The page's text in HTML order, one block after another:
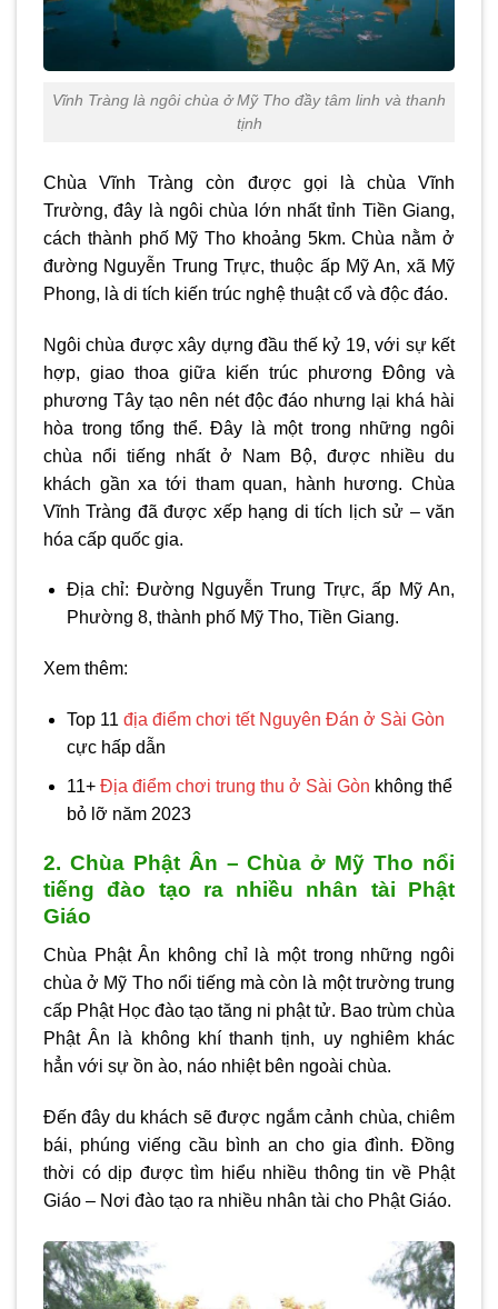
Vĩnh Tràng là ngôi chùa ở Mỹ Tho đầy tâm linh và thanh
tịnh
Chùa Vĩnh Tràng còn được gọi là chùa Vĩnh
Trường, đây là ngôi chùa lớn nhất tỉnh Tiền Giang,
cách thành phố Mỹ Tho khoảng 5km. Chùa nằm ở
đường Nguyễn Trung Trực, thuộc ấp Mỹ An, xã Mỹ
Phong, là di tích kiến trúc nghệ thuật cổ và độc đáo.
Ngôi chùa được xây dựng đầu thế kỷ 19, với sự kết
hợp, giao thoa giữa kiến trúc phương Đông và
phương Tây tạo nên nét độc đáo nhưng lại khá hài
hòa trong tổng thể. Đây là một trong những ngôi
chùa nổi tiếng nhất ở Nam Bộ, được nhiều du
khách gần xa tới tham quan, hành hương. Chùa
Vĩnh Tràng đã được xếp hạng di tích lịch sử – văn
hóa cấp quốc gia.
Địa chỉ: Đường Nguyễn Trung Trực, ấp Mỹ An,
Phường 8, thành phố Mỹ Tho, Tiền Giang.
Xem thêm:
Top 11 địa điểm chơi tết Nguyên Đán ở Sài Gòn
cực hấp dẫn
11+ Địa điểm chơi trung thu ở Sài Gòn không thể
bỏ lỡ năm 2023
2. Chùa Phật Ân – Chùa ở Mỹ Tho nổi
tiếng đào tạo ra nhiều nhân tài Phật
Giáo
Chùa Phật Ân không chỉ là một trong những ngôi
chùa ở Mỹ Tho nổi tiếng mà còn là một trường trung
cấp Phật Học đào tạo tăng ni phật tử. Bao trùm chùa
Phật Ân là không khí thanh tịnh, uy nghiêm khác
hẳn với sự ồn ào, náo nhiệt bên ngoài chùa.
Đến đây du khách sẽ được ngắm cảnh chùa, chiêm
bái, phúng viếng cầu bình an cho gia đình. Đồng
thời có dịp được tìm hiểu nhiều thông tin về Phật
Giáo – Nơi đào tạo ra nhiều nhân tài cho Phật Giáo.